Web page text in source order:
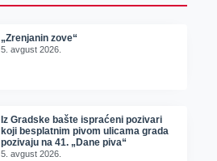
„Zrenjanin zove“
5. avgust 2026.
Iz Gradske bašte ispraćeni pozivari
koji besplatnim pivom ulicama grada
pozivaju na 41. „Dane piva“
5. avgust 2026.